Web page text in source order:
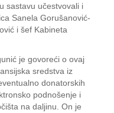
sastavu učestvovali i
Sanela Gorušanović-
i šef Kabineta
je govoreći o ovaj
sredstva iz
donatorskih
podnošenje i
na daljinu. On je